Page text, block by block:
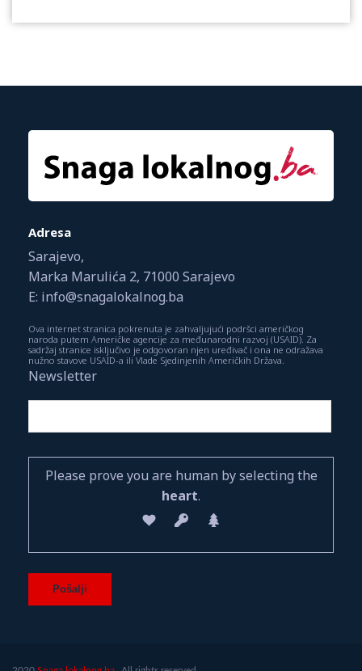
Adresa
Sarajevo,
Marka Marulića 2, 71000 Sarajevo
E: info@snagalokalnog.ba
Ova internet stranica pokrenuta je zahvaljujući podršci američkog
naroda putem Američke agencije za međunarodni razvoj (USAID). Za
sadržaj stranice isključivo je odgovoran njen uređivač i ona ne odražava
nužno stavove USAID-a ili Vlade Sjedinjenih Američkih Država.
Newsletter
Please prove you are human by selecting the
heart.